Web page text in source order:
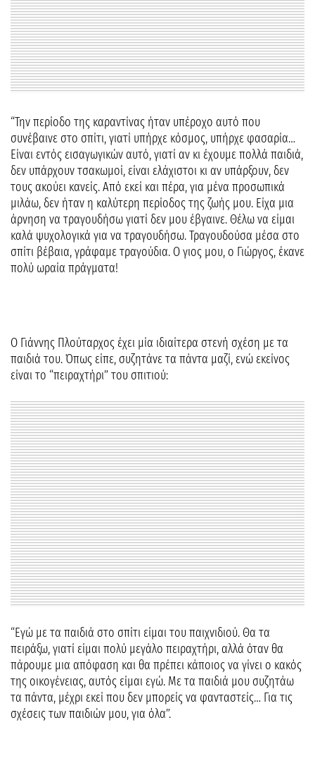
“Την περίοδο της καραντίνας ήταν υπέροχο αυτό που
συνέβαινε στο σπίτι, γιατί υπήρχε κόσμος, υπήρχε φασαρία…
Είναι εντός εισαγωγικών αυτό, γιατί αν κι έχουμε πολλά παιδιά,
δεν υπάρχουν τσακωμοί, είναι ελάχιστοι κι αν υπάρξουν, δεν
τους ακούει κανείς. Από εκεί και πέρα, για μένα προσωπικά
μιλάω, δεν ήταν η καλύτερη περίοδος της ζωής μου. Είχα μια
άρνηση να τραγουδήσω γιατί δεν μου έβγαινε. Θέλω να είμαι
καλά ψυχολογικά για να τραγουδήσω. Τραγουδούσα μέσα στο
σπίτι βέβαια, γράφαμε τραγούδια. Ο γιος μου, ο Γιώργος, έκανε
πολύ ωραία πράγματα!
Ο Γιάννης Πλούταρχος έχει μία ιδιαίτερα στενή σχέση με τα
παιδιά του. Όπως είπε, συζητάνε τα πάντα μαζί, ενώ εκείνος
είναι το “πειραχτήρι” του σπιτιού:
“Εγώ με τα παιδιά στο σπίτι είμαι του παιχνιδιού. Θα τα
πειράξω, γιατί είμαι πολύ μεγάλο πειραχτήρι, αλλά όταν θα
πάρουμε μια απόφαση και θα πρέπει κάποιος να γίνει ο κακός
της οικογένειας, αυτός είμαι εγώ. Με τα παιδιά μου συζητάω
τα πάντα, μέχρι εκεί που δεν μπορείς να φανταστείς… Για τις
σχέσεις των παιδιών μου, για όλα”.